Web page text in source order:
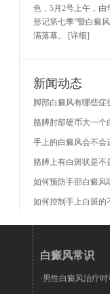
色，5月2号上午，由
形记第七季”暨白癜
满落幕。
[详细]
新闻动态
脚部白癜风有哪些症
胳膊肘部硬币大一个
手上的白癜风会不会
胳膊上有白斑状是
如何预防手部白癜风
如何控制手上白斑的
白癜风常识
·男性白癜风治疗